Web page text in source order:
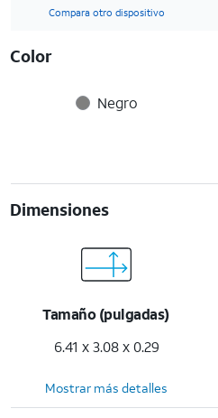
Compara otro dispositivo
Color
Negro
Dimensiones
Tamaño (pulgadas)
6.41 x 3.08 x 0.29
Mostrar más detalles